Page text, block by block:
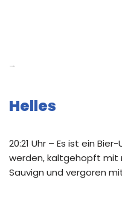
Helles
20:21 Uhr – Es ist ein
werden, kaltgehopft mit
Sauvign und vergoren